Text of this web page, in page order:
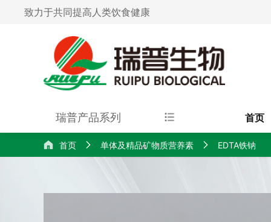
致力于共同提高人类饮食健康
瑞普产品系列 首页
首页 单体及精品矿物质营养素 EDTA铁钠